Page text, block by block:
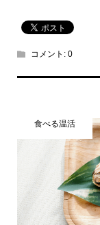
コメント: 0
食べる温活